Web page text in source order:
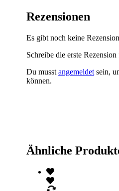
Rezensionen
Es gibt noch keine
Schreibe die erste
Du musst angemeldet sein,
können.
Ähnliche